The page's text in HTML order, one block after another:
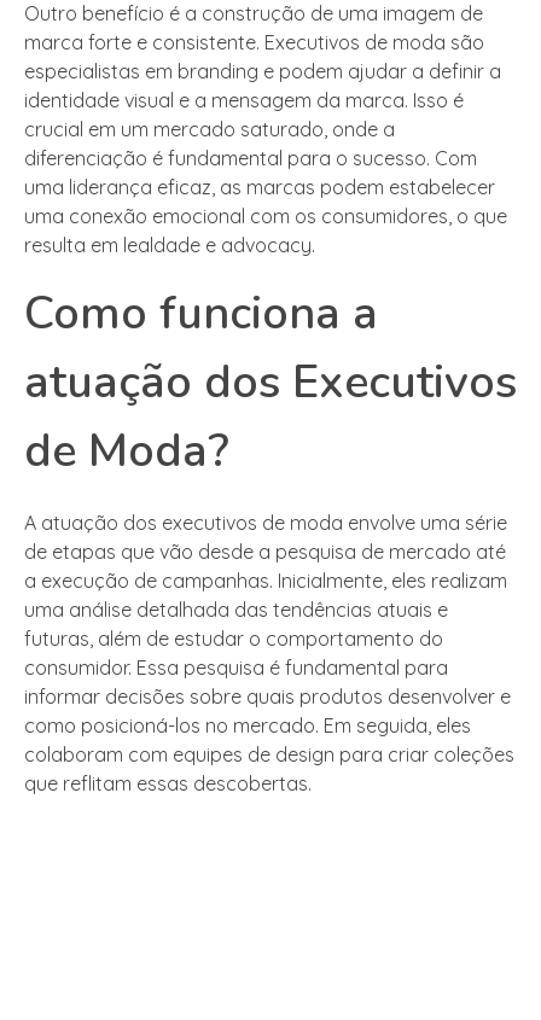
Outro benefício é a construção de uma imagem de
marca forte e consistente. Executivos de moda são
especialistas em branding e podem ajudar a definir a
identidade visual e a mensagem da marca. Isso é
crucial em um mercado saturado, onde a
diferenciação é fundamental para o sucesso. Com
uma liderança eficaz, as marcas podem estabelecer
uma conexão emocional com os consumidores, o que
resulta em lealdade e advocacy.
Como funciona a
atuação dos Executivos
de Moda?
A atuação dos executivos de moda envolve uma série
de etapas que vão desde a pesquisa de mercado até
a execução de campanhas. Inicialmente, eles realizam
uma análise detalhada das tendências atuais e
futuras, além de estudar o comportamento do
consumidor. Essa pesquisa é fundamental para
informar decisões sobre quais produtos desenvolver e
como posicioná-los no mercado. Em seguida, eles
colaboram com equipes de design para criar coleções
que reflitam essas descobertas.